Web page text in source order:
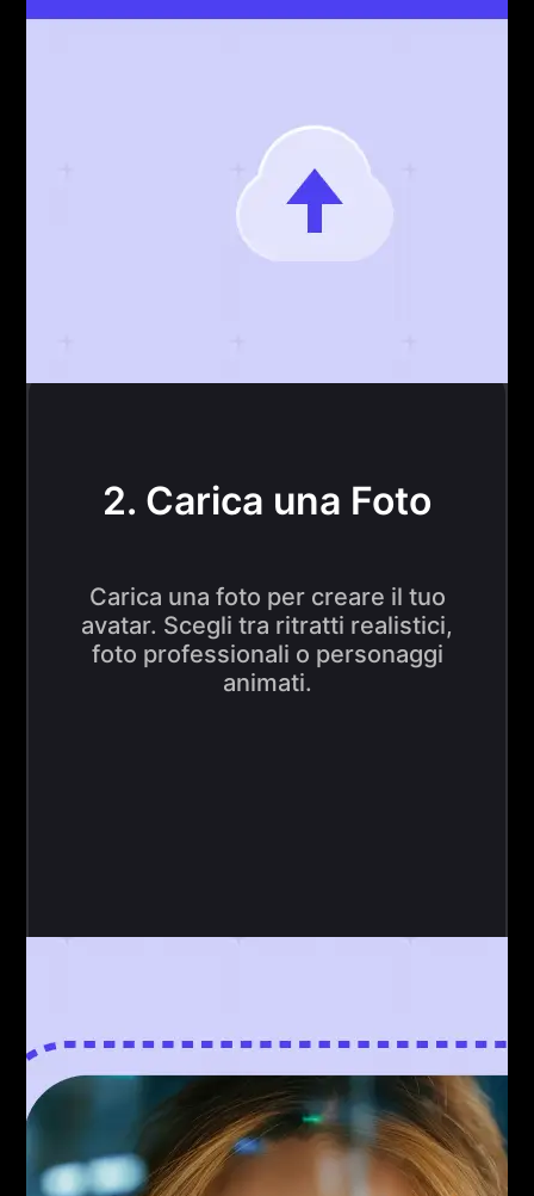
2. Carica una Foto
Carica una foto per creare il tuo
avatar. Scegli tra ritratti realistici,
foto professionali o personaggi
animati.